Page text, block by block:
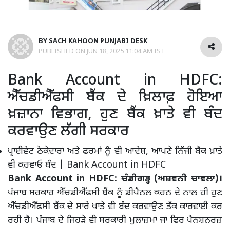
BY SACH KAHOON PUNJABI DESK
PUBLISHED ON JUN 18, 2025 11:04 AM IST
Bank Account in HDFC:
ਐੱਚਡੀਐੱਫਸੀ ਬੈਂਕ ਦੇ ਖ਼ਿਲਾਫ਼ ਹੋਇਆ
ਖ਼ਜ਼ਾਨਾ ਵਿਭਾਗ, ਹੁਣ ਬੈਂਕ ਖ਼ਾਤੇ ਵੀ ਬੰਦ
ਕਰਵਾਉਣ ਲੱਗੀ ਸਰਕਾਰ
ਪ੍ਰਾਈਵੇਟ ਠੇਕੇਦਾਰਾਂ ਅਤੇ ਫਰਮਾਂ ਨੂੰ ਵੀ ਆਦੇਸ਼, ਆਪਣੇ ਨਿੱਜੀ ਬੈਂਕ ਖ਼ਾਤੇ
ਵੀ ਕਰਵਾਓ ਬੰਦ | Bank Account in HDFC
Bank Account in HDFC: ਚੰਡੀਗੜ੍ਹ (ਅਸ਼ਵਨੀ ਚਾਵਲਾ)।
ਪੰਜਾਬ ਸਰਕਾਰ ਐੱਚਡੀਐੱਫਸੀ ਬੈਂਕ ਨੂੰ ਡੀਪੈਨਲ ਕਰਨ ਦੇ ਨਾਲ ਹੀ ਹੁਣ
ਐੱਚਡੀਐੱਫਸੀ ਬੈਂਕ ਦੇ ਸਾਰੇ ਖ਼ਾਤੇ ਵੀ ਬੰਦ ਕਰਵਾਉਣ ਤੱਕ ਕਾਰਵਾਈ ਕਰ
ਰਹੀ ਹੈ। ਪੰਜਾਬ ਦੇ ਜਿਹੜੇ ਵੀ ਸਰਕਾਰੀ ਮੁਲਾਜ਼ਮਾਂ ਜਾਂ ਫਿਰ ਪੈਨਸ਼ਨਰਜ਼